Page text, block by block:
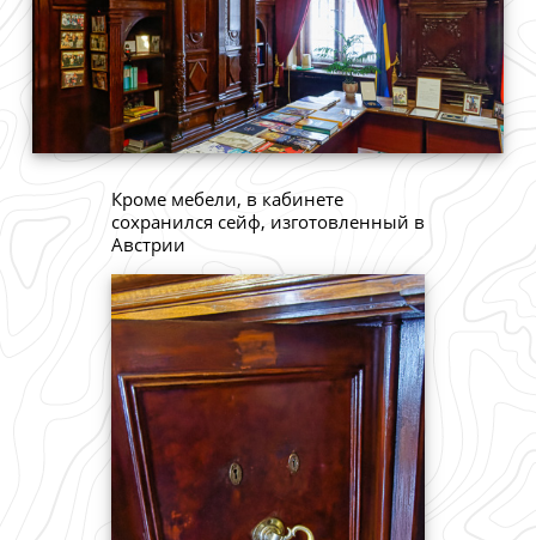
Кроме мебели, в кабинете
сохранился сейф, изготовленный в
Австрии